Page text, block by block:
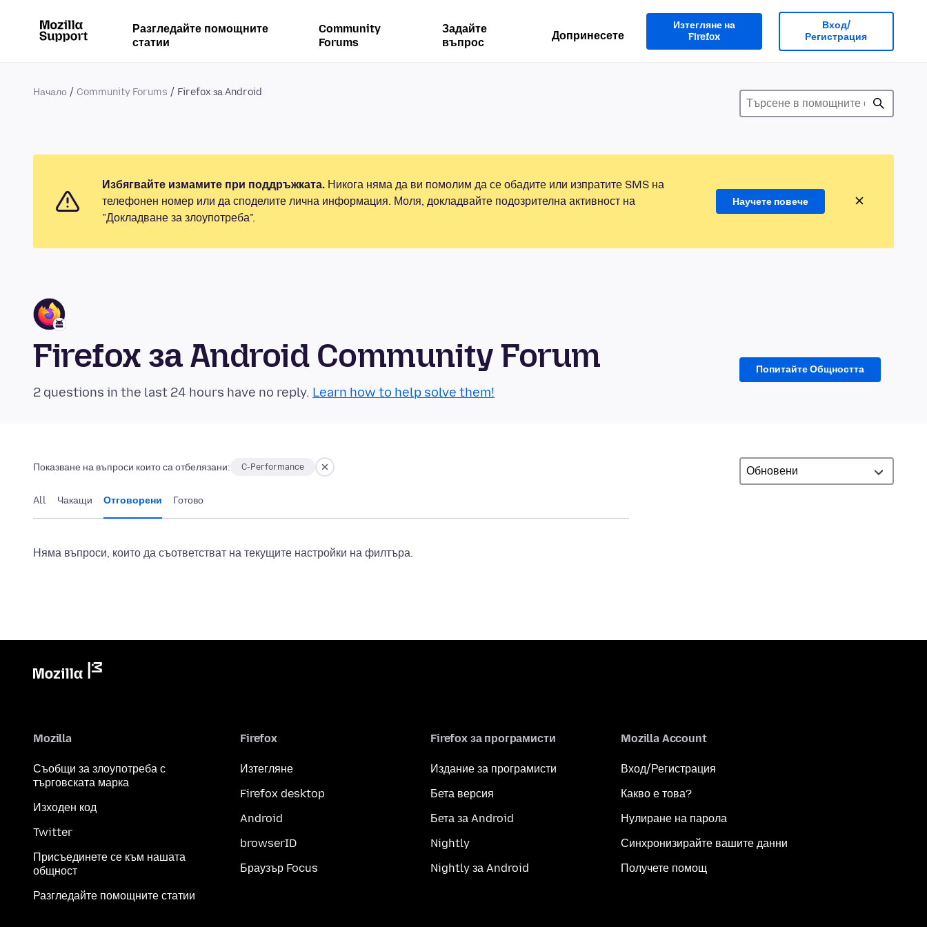
Разгледайте помощните
статии
Community
Forums
Задайте
въпрос
Допринесете
Изтегляне на
Firefox
Вход/
Регистрация
Начало Community Forums Firefox за Android
Избягвайте измамите при поддръжката. Никога няма да ви помолим да се обадите или изпратите SMS на
телефонен номер или да споделите лична информация. Моля, докладвайте подозрителна активност на
"Докладване за злоупотреба".
Научете повече
Firefox за Android Community Forum
2 questions in the last 24 hours have no reply. Learn how to help solve them!
Попитайте Общността
Показване на въпроси които са отбелязани: C-Performance
All Чакащи Отговорени Готово
Няма въпроси, които да съответстват на текущите настройки на филтъра.
Mozilla
Съобщи за злоупотреба с
търговската марка
Изходен код
Twitter
Присъединете се към нашата
общност
Разгледайте помощните статии
Firefox
Изтегляне
Firefox desktop
Android
browserID
Браузър Focus
Firefox за програмисти
Издание за програмисти
Бета версия
Бета за Android
Nightly
Nightly за Android
Mozilla Account
Вход/Регистрация
Какво е това?
Нулиране на парола
Синхронизирайте вашите данни
Получете помощ